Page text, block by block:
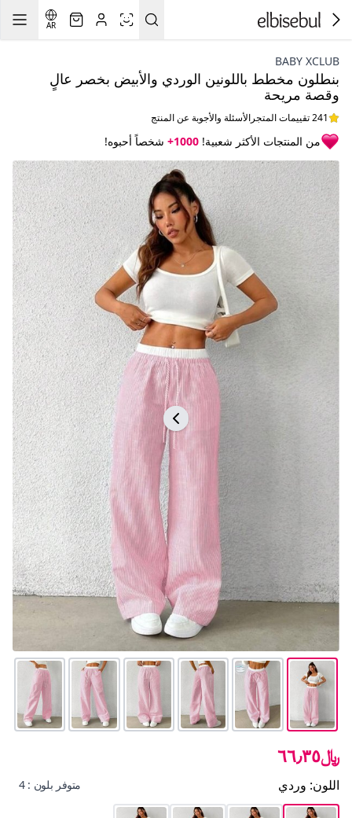
AR
BABY XCLUB
بنطلون مخطط باللونين الوردي والأبيض بخصر عالٍ
وقصة مريحة
241 تقييمات المتجر الأسئلة والأجوبة عن المنتج
من المنتجات الأكثر شعبية! 1000+ شخصاً أحبوه!
﷼٦٦٫٣٥
اللون: وردي متوفر بلون : 4